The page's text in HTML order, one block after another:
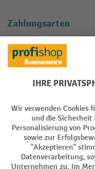
Zahlungsarten
Creditcard (Master)
Facebook
YouTube
LinkedIn
Instagram